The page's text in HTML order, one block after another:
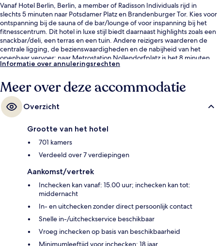
Vanaf Hotel Berlin, Berlin, a member of Radisson Individuals rijd in
slechts 5 minuten naar Potsdamer Platz en Brandenburger Tor. Kies voor
ontspanning bij de sauna of de bar/lounge of voor inspanning bij het
fitnesscentrum. Dit hotel in luxe stijl biedt daarnaast highlights zoals een
snackbar/deli, een terras en een tuin. Andere reizigers waarderen de
centrale ligging, de bezienswaardigheden en de nabijheid van het
openbaar vervoer: naar Metrostation Nollendorfplatz is het 8 minuten
lopen en naar Metrostation Wittenbergplatz 11 minuten.
Informatie over annuleringsrechten
Meer over deze accommodatie
Overzicht
Grootte van het hotel
701 kamers
Verdeeld over 7 verdiepingen
Aankomst/vertrek
Inchecken kan vanaf: 15.00 uur; inchecken kan tot:
middernacht
In- en uitchecken zonder direct persoonlijk contact
Snelle in-/uitcheckservice beschikbaar
Vroeg inchecken op basis van beschikbaarheid
Minimumleeftijd voor inchecken: 18 jaar